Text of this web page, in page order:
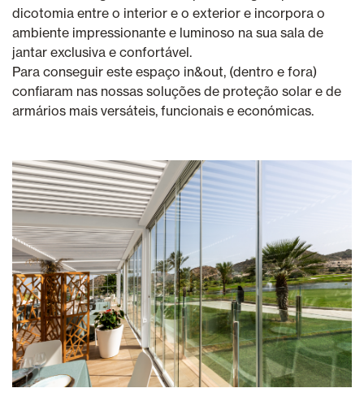
dicotomia entre o interior e o exterior e incorpora o
ambiente impressionante e luminoso na sua sala de
jantar exclusiva e confortável.
Para conseguir este espaço in&out, (dentro e fora)
confiaram nas nossas soluções de proteção solar e de
armários mais versáteis, funcionais e económicas.